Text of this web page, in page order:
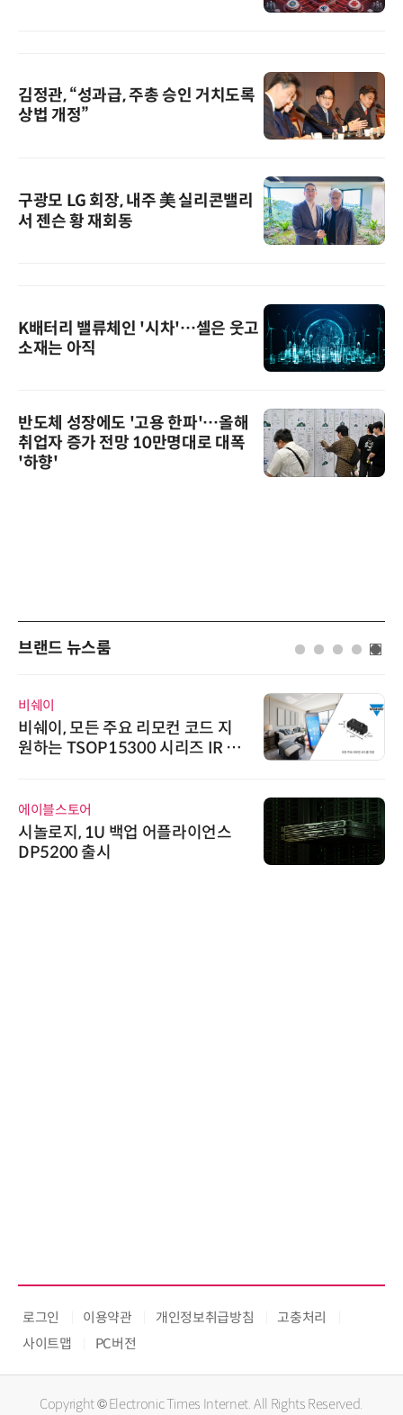
김정관, “성과급, 주총 승인 거치도록
상법 개정”
구광모 LG 회장, 내주 美 실리콘밸리
서 젠슨 황 재회동
K배터리 밸류체인 '시차'…셀은 웃고
소재는 아직
반도체 성장에도 '고용 한파'…올해
취업자 증가 전망 10만명대로 대폭
'하향'
브랜드 뉴스룸
비쉐이
비쉐이, 모든 주요 리모컨 코드 지
원하는 TSOP15300 시리즈 IR 수
에이블스토어
시놀로지, 1U 백업 어플라이언스
DP5200 출시
로그인 이용약관 개인정보취급방침
고충처리
사이트맵
PC버전
Copyright © Electronic Times Internet. All Rights Reserved.